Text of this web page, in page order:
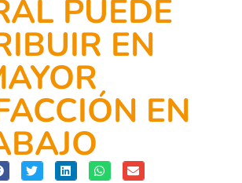
PUEDE
EN
EN